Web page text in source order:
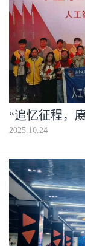
“追忆征程，
2025.10.24